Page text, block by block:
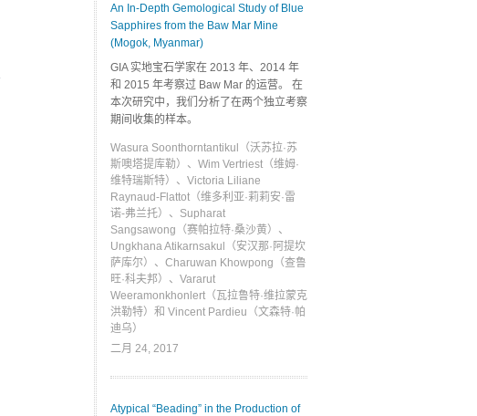
An In-Depth Gemological Study of Blue
Sapphires from the Baw Mar Mine
(Mogok, Myanmar)
GIA 实地宝石学家在 2013 年、2014 年
和 2015 年考察过 Baw Mar 的运营。 在
本次研究中，我们分析了在两个独立考察
期间收集的样本。
Wasura Soonthorntantikul（沃苏拉·苏
斯噢塔提库勒）、Wim Vertriest（维姆·
维特瑞斯特）、Victoria Liliane
Raynaud-Flattot（维多利亚·莉莉安·雷
诺-弗兰托）、Supharat
Sangsawong（赛帕拉特·桑沙黄）、
Ungkhana Atikarnsakul（安汉那·阿提坎
萨库尔）、Charuwan Khowpong（查鲁
旺·科夫邦）、Vararut
Weeramonkhonlert（瓦拉鲁特·维拉蒙克
洪勒特）和 Vincent Pardieu（文森特·帕
迪乌）
二月 24, 2017
Atypical “Beading” in the Production of